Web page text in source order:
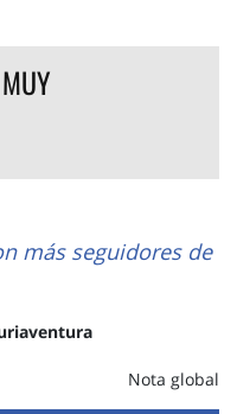
más seguidores de
Nota global